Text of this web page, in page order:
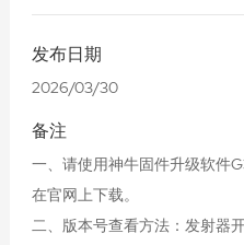
发布日期
2026/03/30
备注
一、请使用神牛固件升级软件
在官网上下载。
二、版本号查看方法：发射器